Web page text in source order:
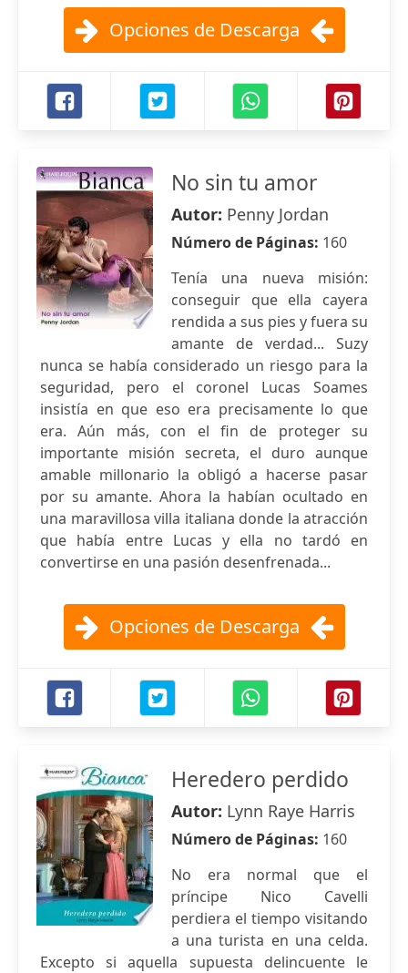
Opciones de Descarga
No sin tu amor
Autor: Penny Jordan
Número de Páginas: 160
Tenía una nueva misión:
conseguir que ella cayera
rendida a sus pies y fuera su
amante de verdad... Suzy
nunca se había considerado un riesgo para la
seguridad, pero el coronel Lucas Soames
insistía en que eso era precisamente lo que
era. Aún más, con el fin de proteger su
importante misión secreta, el duro aunque
amable millonario la obligó a hacerse pasar
por su amante. Ahora la habían ocultado en
una maravillosa villa italiana donde la atracción
que había entre Lucas y ella no tardó en
convertirse en una pasión desenfrenada...
Opciones de Descarga
Heredero perdido
Autor: Lynn Raye Harris
Número de Páginas: 160
No era normal que el
príncipe Nico Cavelli
perdiera el tiempo visitando
a una turista en una celda.
Excepto si aquella supuesta delincuente le